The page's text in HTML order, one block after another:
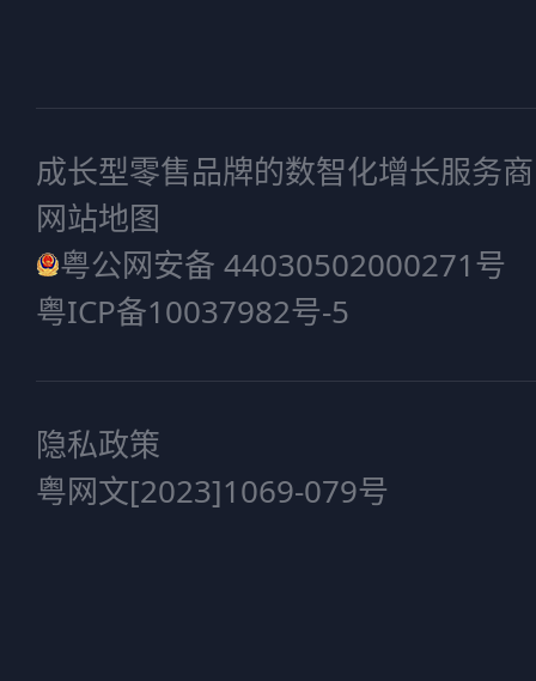
成长型零售品牌的数智化增长服务商
网站地图
粤公网安备 44030502000271号
粤ICP备10037982号-5
隐私政策
粤网文[2023]1069-079号